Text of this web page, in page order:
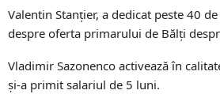
Valentin Stanțier, a dedicat peste 40
despre oferta primarului de Bălți
Vladimir Sazonenco activează în
și-a primit salariul de 5 luni.